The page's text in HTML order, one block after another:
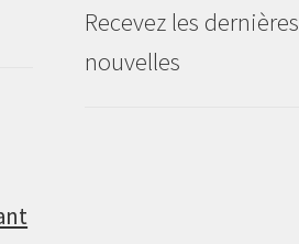
Recevez les dernières
nouvelles